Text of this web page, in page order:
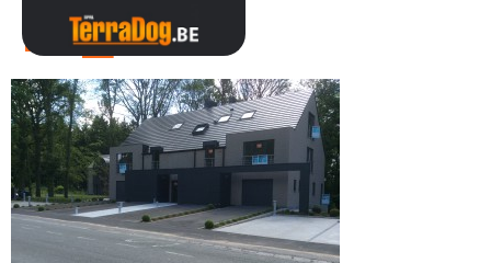
IMG_0484